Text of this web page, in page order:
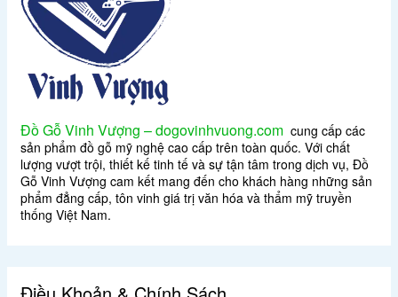
Đồ Gỗ Vinh Vượng – dogovinhvuong.com cung cấp các
sản phẩm đồ gỗ mỹ nghệ cao cấp trên toàn quốc. Với chất
lượng vượt trội, thiết kế tinh tế và sự tận tâm trong dịch vụ, Đồ
Gỗ Vinh Vượng cam kết mang đến cho khách hàng những sản
phẩm đẳng cấp, tôn vinh giá trị văn hóa và thẩm mỹ truyền
thống Việt Nam.